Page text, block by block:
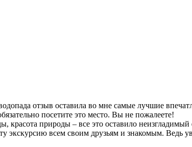
отзыв оставила во мне самые лучшие
посетите это место. Вы не пожалеете!
природы – все это оставило
всем своим друзьям и знакомым. Ведь